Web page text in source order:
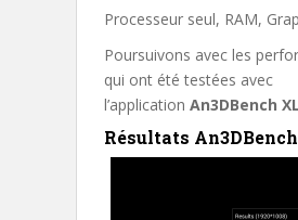
Processeur seul, RAM,
Poursuivons avec les
qui ont été testées avec
l’application An3DBench
Résultats